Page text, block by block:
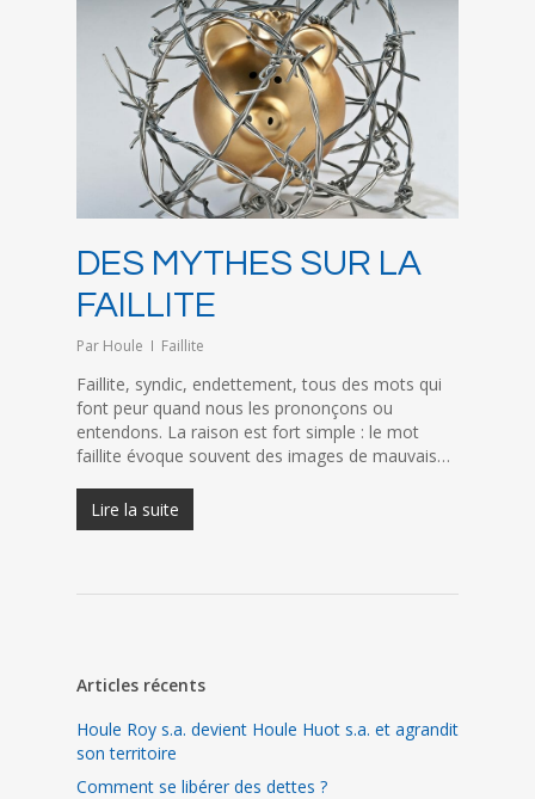
DES MYTHES SUR LA
FAILLITE
Par Houle Faillite
Faillite, syndic, endettement, tous des mots qui
font peur quand nous les prononçons ou
entendons. La raison est fort simple : le mot
faillite évoque souvent des images de mauvais…
Lire la suite
Articles récents
Houle Roy s.a. devient Houle Huot s.a. et agrandit
son territoire
Comment se libérer des dettes ?